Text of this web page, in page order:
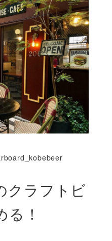
クラフトビ
る！